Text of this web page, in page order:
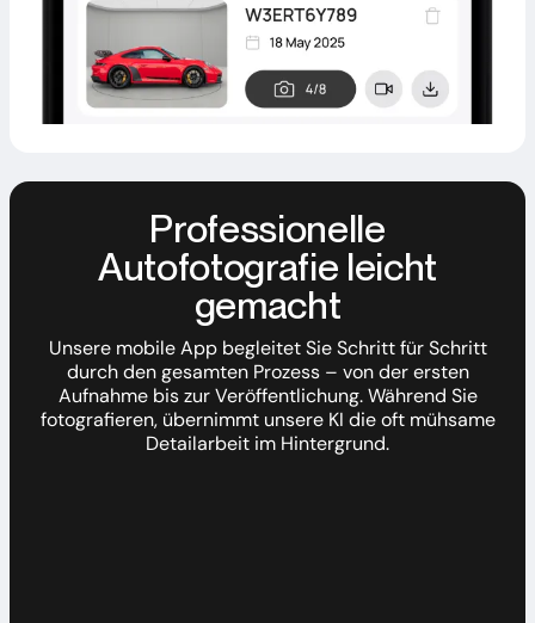
Professionelle
Autofotografie leicht
gemacht
Unsere mobile App begleitet Sie Schritt für Schritt
durch den gesamten Prozess – von der ersten
Aufnahme bis zur Veröffentlichung. Während Sie
fotografieren, übernimmt unsere KI die oft mühsame
Detailarbeit im Hintergrund.